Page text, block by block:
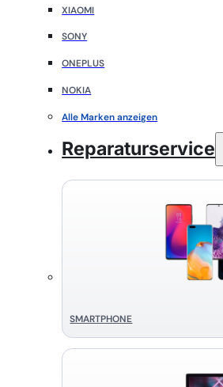
XIAOMI
SONY
ONEPLUS
NOKIA
Alle Marken anzeigen
Reparaturservice
SMART­PHONE